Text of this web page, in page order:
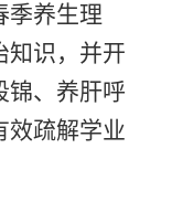
季养生理
知识，并开
锦、养肝呼
效疏解学业